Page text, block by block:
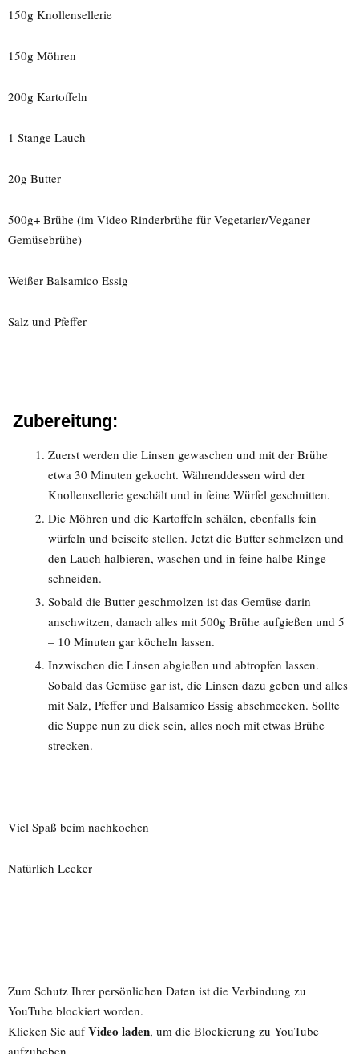
150g Knollensellerie
150g Möhren
200g Kartoffeln
1 Stange Lauch
20g Butter
500g+ Brühe (im Video Rinderbrühe für Vegetarier/Veganer
Gemüsebrühe)
Weißer Balsamico Essig
Salz und Pfeffer
Zubereitung:
Zuerst werden die Linsen gewaschen und mit der Brühe
etwa 30 Minuten gekocht. Währenddessen wird der
Knollensellerie geschält und in feine Würfel geschnitten.
Die Möhren und die Kartoffeln schälen, ebenfalls fein
würfeln und beiseite stellen. Jetzt die Butter schmelzen und
den Lauch halbieren, waschen und in feine halbe Ringe
schneiden.
Sobald die Butter geschmolzen ist das Gemüse darin
anschwitzen, danach alles mit 500g Brühe aufgießen und 5
– 10 Minuten gar köcheln lassen.
Inzwischen die Linsen abgießen und abtropfen lassen.
Sobald das Gemüse gar ist, die Linsen dazu geben und alles
mit Salz, Pfeffer und Balsamico Essig abschmecken. Sollte
die Suppe nun zu dick sein, alles noch mit etwas Brühe
strecken.
Viel Spaß beim nachkochen
Natürlich Lecker
Zum Schutz Ihrer persönlichen Daten ist die Verbindung zu
YouTube blockiert worden.
Klicken Sie aufVideo laden, um die Blockierung zu YouTube
aufzuheben.